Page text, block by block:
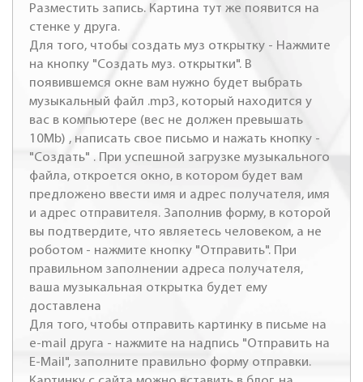
Разместить запись. Картина тут же появится на
стенке у друга.
Для того, чтобы создать муз открытку - Нажмите
на кнопку "Создать муз. открытки". В
появившемся окне вам нужно будет выбрать
музыкальный файл .mp3, который находится у
вас в компьютере (вес не должен превышать
10Mb) , написать свое письмо и нажать кнопку -
"Создать" . При успешной загрузке музыкального
файла, откроется окно, в котором будет вам
предложено ввести имя и адрес получателя, имя
и адрес отправителя. Заполнив форму, в которой
вы подтвердите, что являетесь человеком, а не
роботом - нажмите кнопку "Отправить". При
правильном заполнении адреса получателя,
ваша музыкальная открытка будет ему
доставлена
Для того, чтобы отправить картинку в письме на
e-mail друга - нажмите на надпись "Отправить на
E-Mail", заполните правильно форму отправки.